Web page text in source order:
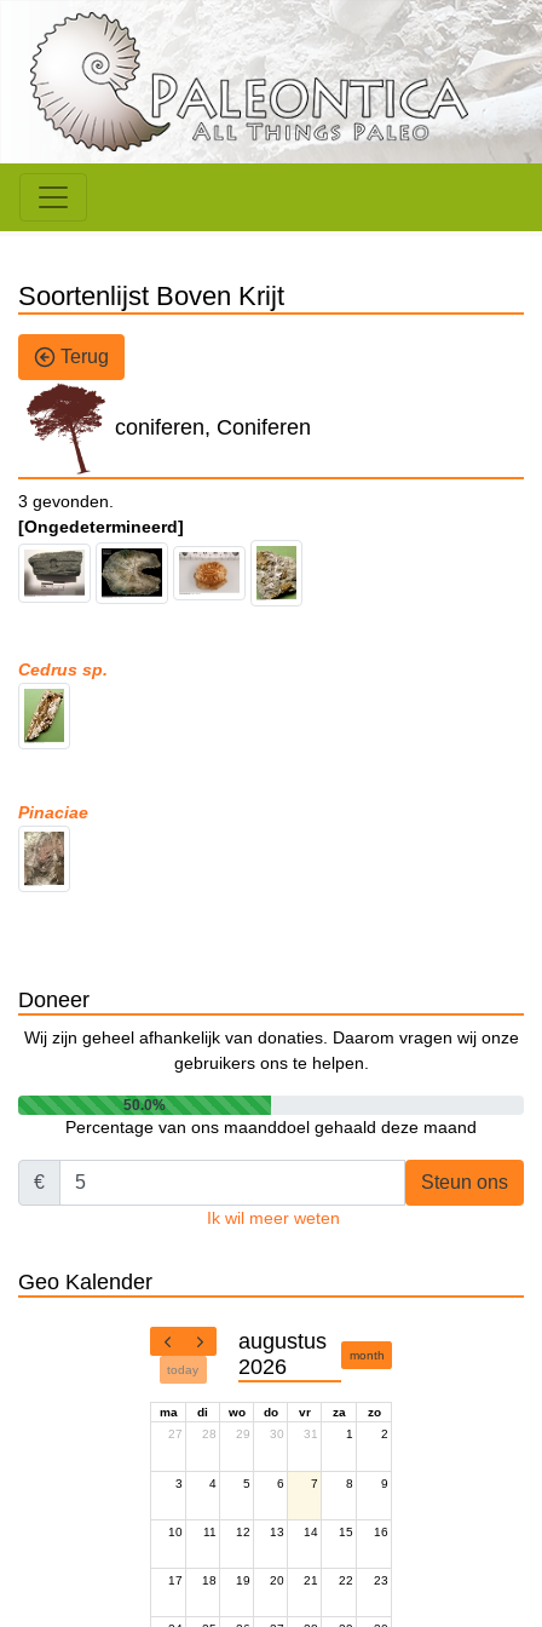
Soortenlijst Boven Krijt
Terug
coniferen, Coniferen
3 gevonden.
[Ongedetermineerd]
Cedrus sp.
Pinaciae
Doneer
Wij zijn geheel afhankelijk van donaties. Daarom vragen wij onze
gebruikers ons te helpen.
50.0%
Percentage van ons maanddoel gehaald deze maand
€ Steun ons
Ik wil meer weten
Geo Kalender
today
augustus
2026
month
ma di wo do vr za
zo
27
28 29 30 31 1 2
3 4 5 6 7 8 9
10 11 12 13 14 15 16
17 18 19 20 21 22 23